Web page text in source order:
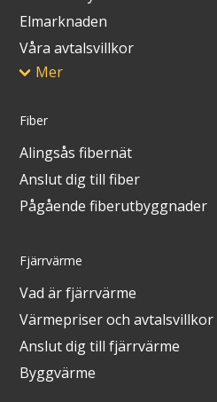
Integritetsinformation
Tillgänglighetsredogörelse
Elmarknaden
Våra avtalsvillkor
Mer
Fiber
Alingsås fibernät
Anslut dig till fiber
Pågående fiberutbyggnader
Fjärrvärme
Vad är fjärrvärme
Värmepriser och avtalsvillkor
Anslut dig till fjärrvärme
Byggvärme